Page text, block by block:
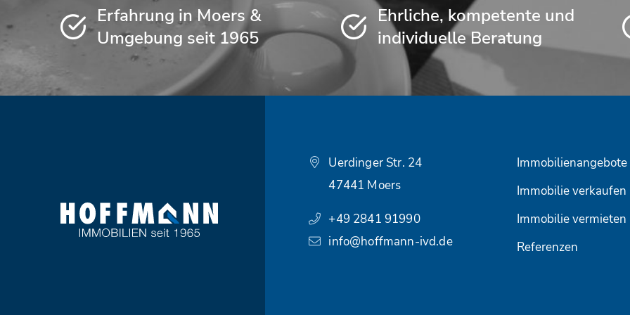
Erfahrung in Moers &
Umgebung seit 1965
Ehrliche, kompetente und
individuelle Beratung
Uerdinger Str. 24
47441 Moers
+49 2841 91990
info@hoffmann-ivd.de
Immobilienangebote
Immobilie verkaufen
Immobilie vermieten
Referenzen